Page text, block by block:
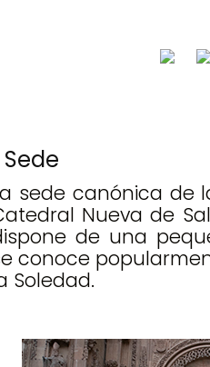
Sede
sede canónica de
Nueva de
de una
conoce
Soledad.